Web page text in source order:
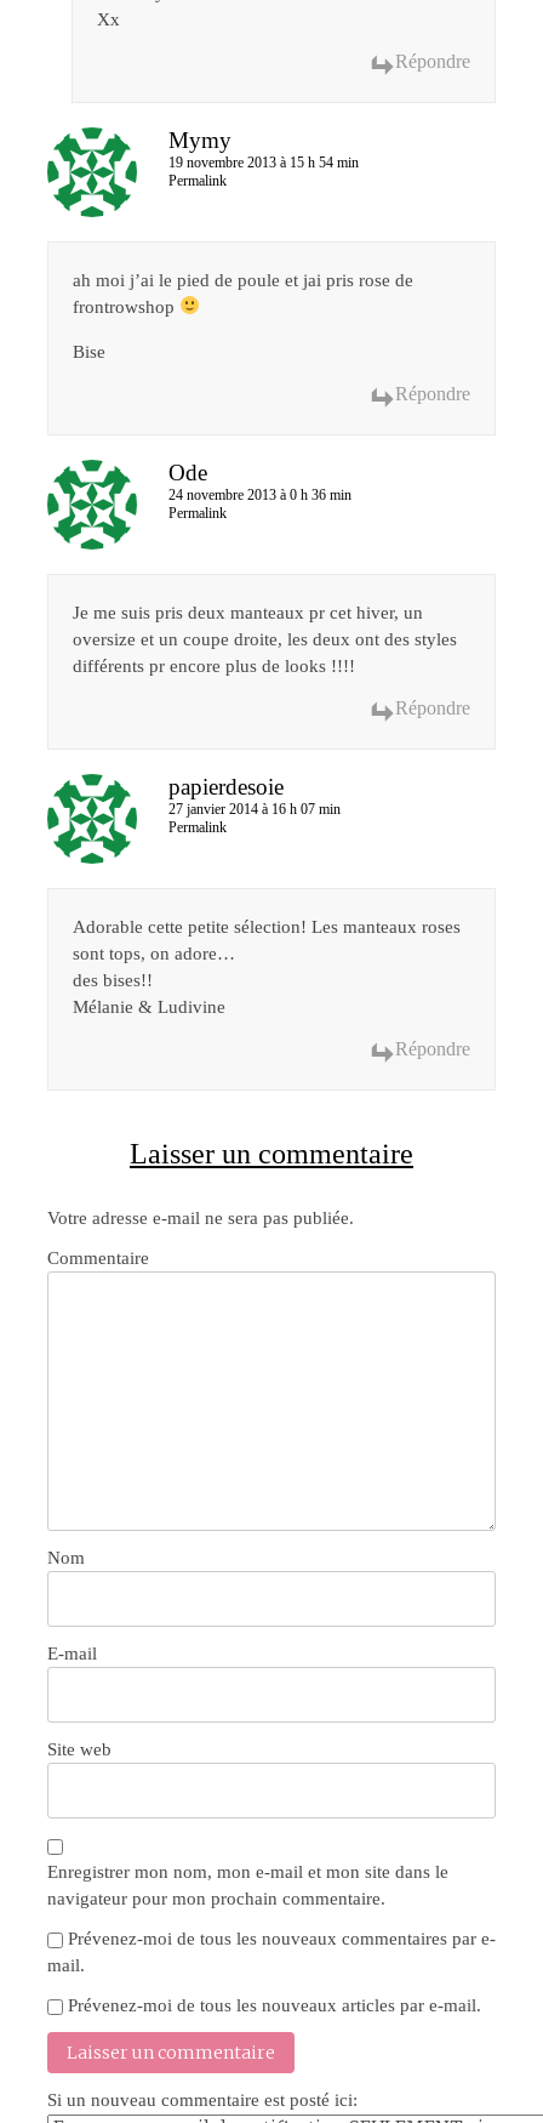
Xx
Répondre
Mymy
19 novembre 2013 à 15 h 54 min
Permalink
ah moi j’ai le pied de poule et jai pris rose de
frontrowshop
Bise
Répondre
Ode
24 novembre 2013 à 0 h 36 min
Permalink
Je me suis pris deux manteaux pr cet hiver, un
oversize et un coupe droite, les deux ont des styles
différents pr encore plus de looks !!!!
Répondre
papierdesoie
27 janvier 2014 à 16 h 07 min
Permalink
Adorable cette petite sélection! Les manteaux roses
sont tops, on adore…
des bises!!
Mélanie & Ludivine
Répondre
Laisser un commentaire
Votre adresse e-mail ne sera pas publiée.
Commentaire
Nom
E-mail
Site web
Enregistrer mon nom, mon e-mail et mon site dans le
navigateur pour mon prochain commentaire.
Prévenez-moi de tous les nouveaux commentaires par e-
mail.
Prévenez-moi de tous les nouveaux articles par e-mail.
Si un nouveau commentaire est posté ici: